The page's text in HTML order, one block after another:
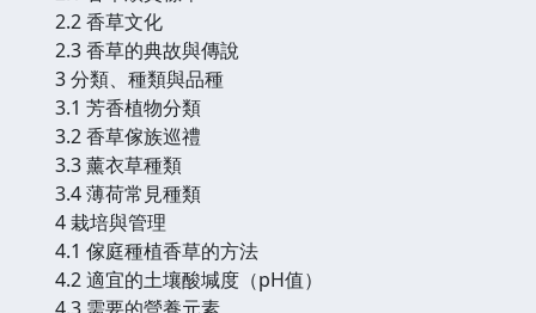
2.2 香草文化
2.3 香草的典故與傳說
3 分類、種類與品種
3.1 芳香植物分類
3.2 香草傢族巡禮
3.3 薰衣草種類
3.4 薄荷常見種類
4 栽培與管理
4.1 傢庭種植香草的方法
4.2 適宜的土壤酸堿度（pH值）